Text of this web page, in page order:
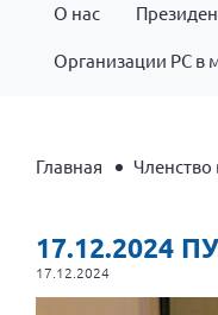
О нас
Организации РС в
Главная Членство
17.12.2024
17.12.2024